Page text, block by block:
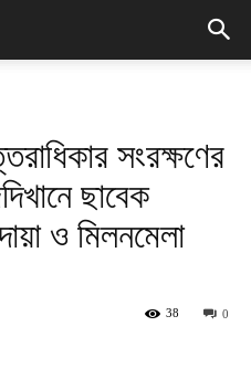
সংরক্ষণের
ছাবেক
ও মিলনমেলা
0
38